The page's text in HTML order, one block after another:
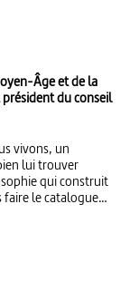
Âge et de la
président du conseil
vivons, un
lui trouver
qui construit
faire le catalogue
donne à voir, elle